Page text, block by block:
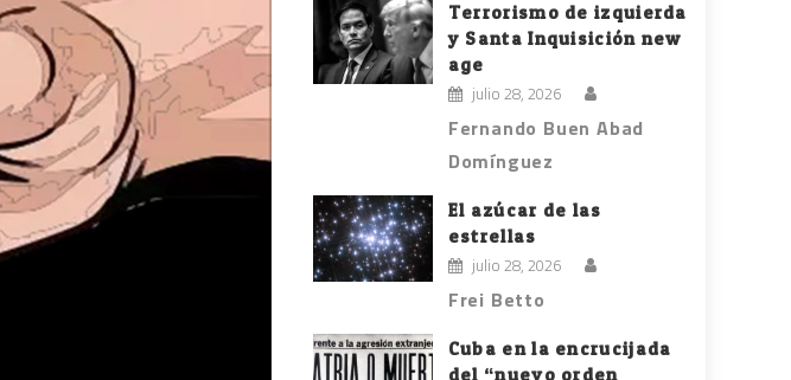
Terrorismo de izquierda
y Santa Inquisición new
age
julio 28, 2026
Fernando Buen Abad
Domínguez
El azúcar de las
estrellas
julio 28, 2026
Frei Betto
Cuba en la encrucijada
del “nuevo orden